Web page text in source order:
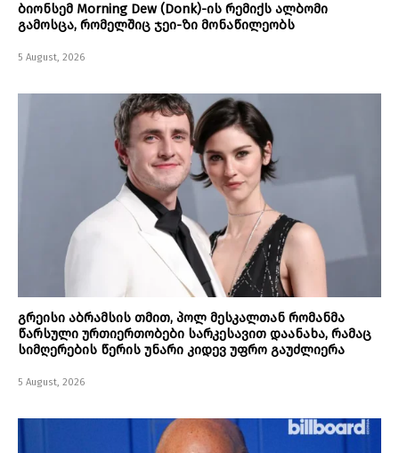
ბიონსემ Morning Dew (Donk)-ის რემიქს ალბომი
გამოსცა, რომელშიც ჯეი-ზი მონაწილეობს
5 August, 2026
გრეისი აბრამსის თმით, პოლ მესკალთან რომანმა
წარსული ურთიერთობები სარკესავით დაანახა, რამაც
სიმღერების წერის უნარი კიდევ უფრო გაუძლიერა
5 August, 2026